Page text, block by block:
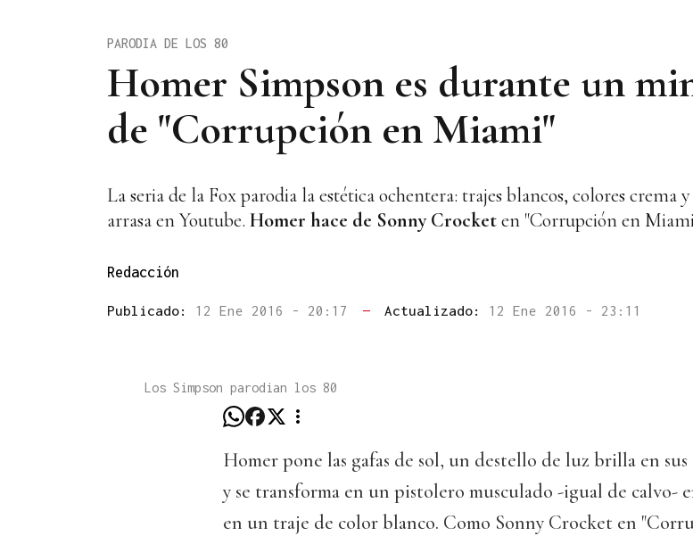
Homer Simpson es durante un
de "Corrupción en Miami"
PARODIA DE LOS 80
La seria de la Fox parodia la estética ochentera: trajes blancos, colores crema
arrasa en Youtube. Homer hace de Sonny Crocketen "Corrupción en
Redacción
Publicado: 12 Ene 2016 - 20:17 — Actualizado: 12 Ene 2016 - 23:11
Los Simpson parodian los 80
Homer pone las gafas de sol, un destello de luz brilla en sus
y se transforma en un pistolero musculado -igual de calvo-
en un traje de color blanco. Como Sonny Crocket en